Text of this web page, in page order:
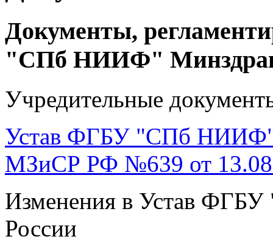
Документы,
"СПб НИИФ"
Учредительные
Устав ФГБУ "СПб НИИФ"
МЗиСР РФ №639 от
Изменения в Устав
России